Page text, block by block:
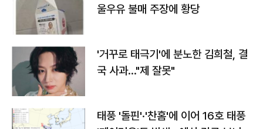
울우유 불매 주장에 황당
'거꾸로 태극기'에 분노한 김희철, 결
국 사과…"제 잘못"
태풍 '돌핀'·'찬홈'에 이어 16호 태풍